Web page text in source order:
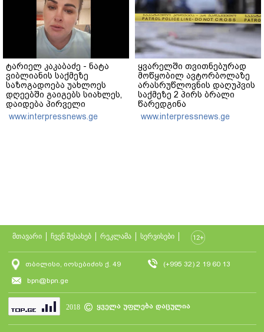
ტარიელ კაკაბაძე - ნატა
ვიბლიანის საქმეზე
საზოგადოება უახლოეს
დღეებში გაიგებს სიახლეს,
დაიდება პირველი
მნიშვნელოვანი შედეგი და
ოფიციალურად ცნობენ
www.interpressnews.ge
ყვარელში თვითნებურად
მოწყობილ ავტორბოლაზე
არასრუწლოვნის დაღუპვის
საქმეზე 2 პირს ბრალი
წარედგინა
www.interpressnews.ge
მთავარი ჩვენ შესახებ რეკლამა სერვისები
თბილისი, იოსებიძის ქ. 49
(+995 32) 2 19 60 13
bpn@bpn.ge
2018 ყველა უფლება დაცულია